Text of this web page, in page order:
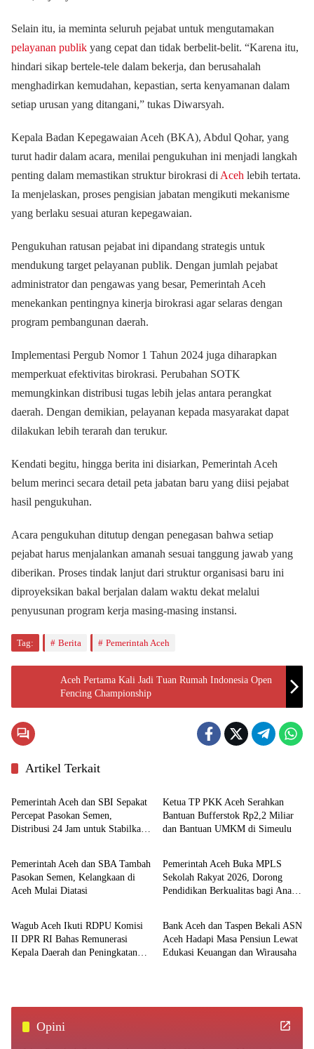
Selain itu, ia meminta seluruh pejabat untuk mengutamakan
pelayanan publik yang cepat dan tidak berbelit-belit. “Karena itu,
hindari sikap bertele-tele dalam bekerja, dan berusahalah
menghadirkan kemudahan, kepastian, serta kenyamanan dalam
setiap urusan yang ditangani,” tukas Diwarsyah.
Kepala Badan Kepegawaian Aceh (BKA), Abdul Qohar, yang
turut hadir dalam acara, menilai pengukuhan ini menjadi langkah
penting dalam memastikan struktur birokrasi di Aceh lebih tertata.
Ia menjelaskan, proses pengisian jabatan mengikuti mekanisme
yang berlaku sesuai aturan kepegawaian.
Pengukuhan ratusan pejabat ini dipandang strategis untuk
mendukung target pelayanan publik. Dengan jumlah pejabat
administrator dan pengawas yang besar, Pemerintah Aceh
menekankan pentingnya kinerja birokrasi agar selaras dengan
program pembangunan daerah.
Implementasi Pergub Nomor 1 Tahun 2024 juga diharapkan
memperkuat efektivitas birokrasi. Perubahan SOTK
memungkinkan distribusi tugas lebih jelas antara perangkat
daerah. Dengan demikian, pelayanan kepada masyarakat dapat
dilakukan lebih terarah dan terukur.
Kendati begitu, hingga berita ini disiarkan, Pemerintah Aceh
belum merinci secara detail peta jabatan baru yang diisi pejabat
hasil pengukuhan.
Acara pengukuhan ditutup dengan penegasan bahwa setiap
pejabat harus menjalankan amanah sesuai tanggung jawab yang
diberikan. Proses tindak lanjut dari struktur organisasi baru ini
diproyeksikan bakal berjalan dalam waktu dekat melalui
penyusunan program kerja masing-masing instansi.
Tag: Berita Pemerintah Aceh
Aceh Pertama Kali Jadi Tuan Rumah Indonesia Open
Fencing Championship
Artikel Terkait
Pemerintahan
Pemerintah Aceh dan SBI Sepakat
Percepat Pasokan Semen,
Distribusi 24 Jam untuk Stabilkan
Ketua TP PKK Aceh Serahkan
Bantuan Bufferstok Rp2,2 Miliar
dan Bantuan UMKM di Simeulu
Ekonomi
Pemerintah Aceh dan SBA Tambah
Pasokan Semen, Kelangkaan di
Aceh Mulai Diatasi
Pemerintahan
Pemerintah Aceh Buka MPLS
Sekolah Rakyat 2026, Dorong
Pendidikan Berkualitas bagi Anak
Nasional
Wagub Aceh Ikuti RDPU Komisi
II DPR RI Bahas Remunerasi
Kepala Daerah dan Peningkatan
Ekonomi
Bank Aceh dan Taspen Bekali ASN
Aceh Hadapi Masa Pensiun Lewat
Edukasi Keuangan dan Wirausaha
Opini